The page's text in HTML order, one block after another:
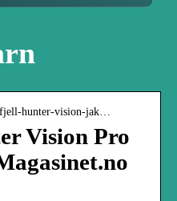
hunter-vision-jak…
Vision Pro